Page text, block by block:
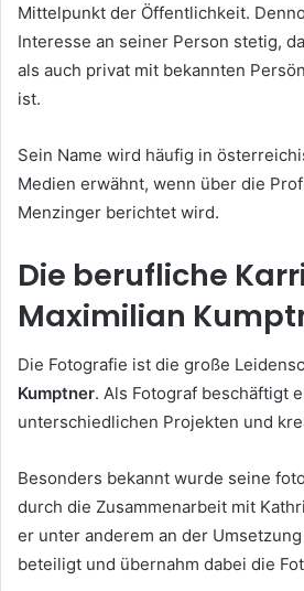
Mittelpunkt der Öffentlichkeit.
Interesse an seiner Person stetig,
als auch privat mit bekannten
ist.
Sein Name wird häufig in
Medien erwähnt, wenn über die
Menzinger berichtet wird.
Die berufliche
Maximilian
Die Fotografie ist die große
Kumptner. Als Fotograf beschäftigt
unterschiedlichen Projekten und
Besonders bekannt wurde seine
durch die Zusammenarbeit mit
er unter anderem an der
beteiligt und übernahm dabei die